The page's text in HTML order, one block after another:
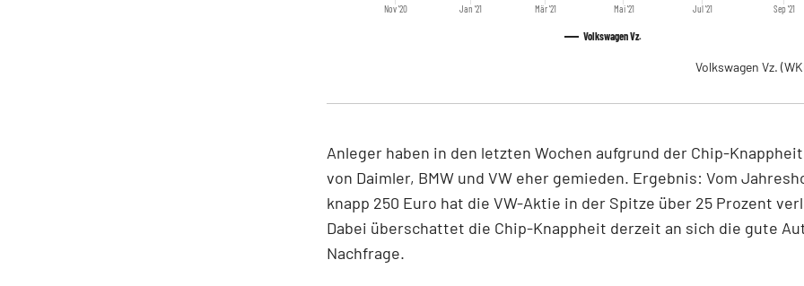
Volkswagen Vz.
Nov '20 Jan '21 Mär '21 Mai '21 Jul '21 Sep '21
Volkswagen Vz.
Anleger haben in den letzten Wochen aufgrund der Chip-
von Daimler, BMW und VW eher gemieden. Ergebnis: Vom
knapp 250 Euro hat die VW-Aktie in der Spitze über 25 Prozent
Dabei überschattet die Chip-Knappheit derzeit an sich die gute
Nachfrage.